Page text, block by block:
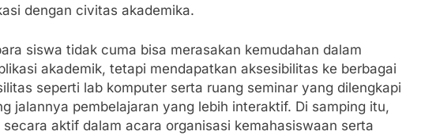
dengan civitas akademika.
siswa tidak cuma bisa merasakan kemudahan dalam
akademik, tetapi mendapatkan aksesibilitas ke berbagai
seperti lab komputer serta ruang seminar yang dilengkapi
jalannya pembelajaran yang lebih interaktif. Di samping itu,
aktif dalam acara organisasi kemahasiswaan serta